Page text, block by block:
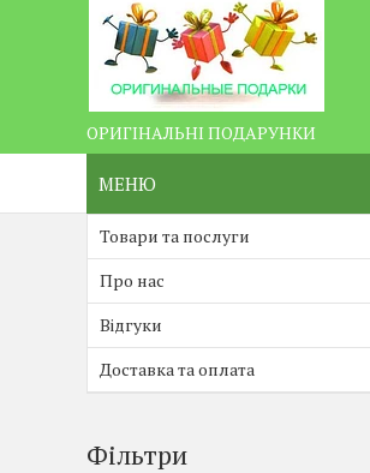
ОРИГІНАЛЬНІ ПОДАРУНКИ
Товари та послуги
Про нас
Відгуки
Доставка та оплата
Фільтри